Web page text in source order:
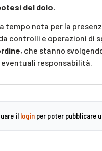
del dolo.
tempo nota per la
controlli e operazioni di
, che stanno
responsabilità.
il login per poter pubblicare